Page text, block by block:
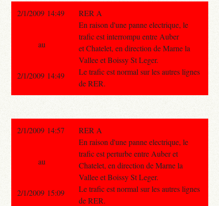
2/1/2009 14:49
RER A
En raison d'une panne electrique, le
trafic est interrompu entre Auber
et Chatelet, en direction de Marne la
Vallee et Boissy St Leger.
Le trafic est normal sur les autres lignes
de RER.
au
2/1/2009 14:49
2/1/2009 14:57
RER A
En raison d'une panne electrique, le
trafic est perturbe entre Auber et
Chatelet, en direction de Marne la
Vallee et Boissy St Leger.
Le trafic est normal sur les autres lignes
de RER.
au
2/1/2009 15:09